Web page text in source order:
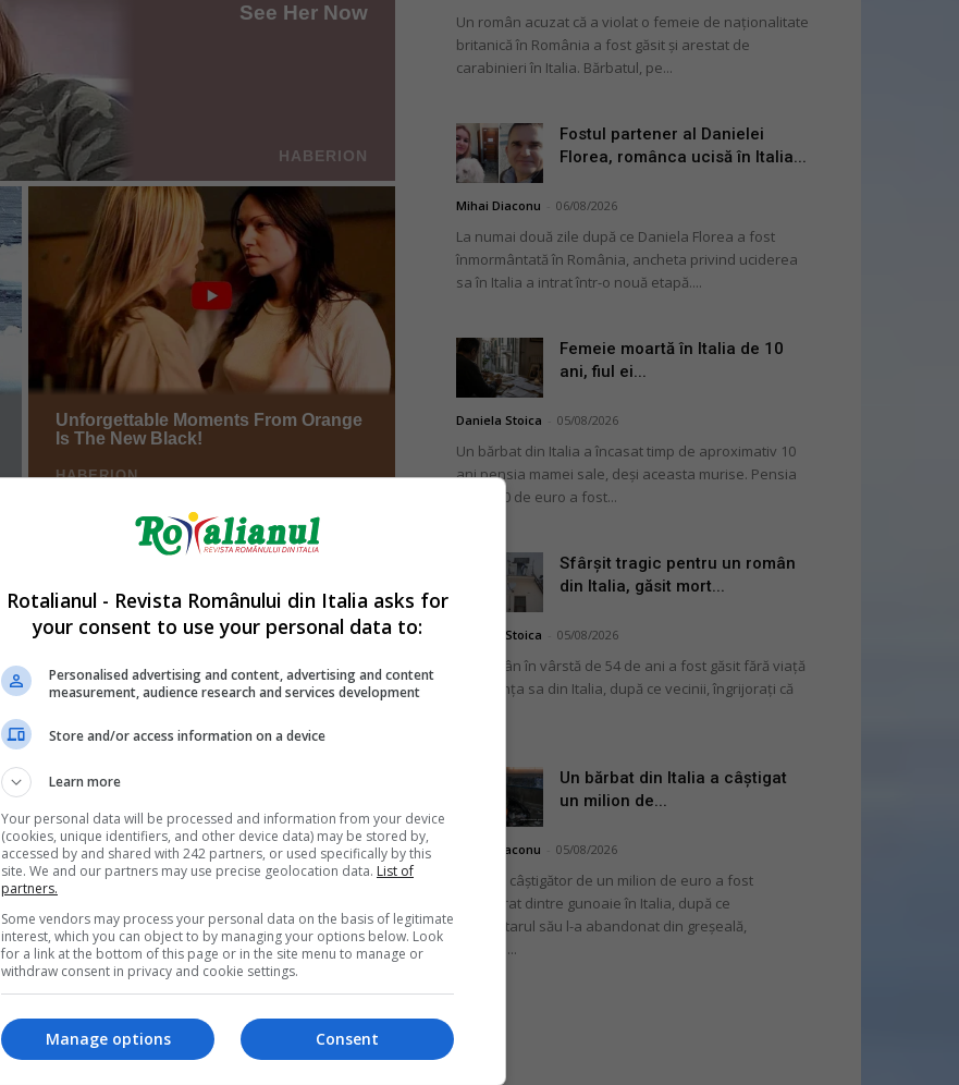
Un român acuzat că a violat o femeie de naționalitate
britanică în România a fost găsit și arestat de
carabinieri în Italia. Bărbatul, pe...
Fostul partener al Danielei
Florea, românca ucisă în Italia...
Mihai Diaconu 06/08/2026
La numai două zile după ce Daniela Florea a fost
înmormântată în România, ancheta privind uciderea
sa în Italia a intrat într-o nouă etapă....
Femeie moartă în Italia de 10
ani, fiul ei...
Daniela Stoica 05/08/2026
Un bărbat din Italia a încasat timp de aproximativ 10
ani pensia mamei sale, deși aceasta murise. Pensia
de 2.000 de euro a fost...
Sfârșit tragic pentru un român
din Italia, găsit mort...
Daniela Stoica 05/08/2026
Un român în vârstă de 54 de ani a fost găsit fără viață
în locuința sa din Italia, după ce vecinii, îngrijorați că
Un bărbat din Italia a câștigat
un milion de...
Mihai Diaconu 05/08/2026
Un bilet câștigător de un milion de euro a fost
recuperat dintre gunoaie în Italia, după ce
proprietarul său l-a abandonat din greșeală,
convins...
Rotalianul - Revista Românului din Italia asks for
your consent to use your personal data to:
Personalised advertising and content, advertising and content
measurement, audience research and services development
Store and/or access information on a device
Learn more
Your personal data will be processed and information from your device
(cookies, unique identifiers, and other device data) may be stored by,
accessed by and shared with 242 partners, or used specifically by this
site. We and our partners may use precise geolocation data. List of
partners.
Some vendors may process your personal data on the basis of legitimate
interest, which you can object to by managing your options below. Look
for a link at the bottom of this page or in the site menu to manage or
withdraw consent in privacy and cookie settings.
Consent
Manage options